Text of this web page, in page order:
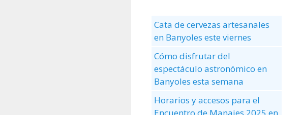
Cata de cervezas artesanales
en Banyoles este viernes
Cómo disfrutar del
espectáculo astronómico en
Banyoles esta semana
Horarios y accesos para el